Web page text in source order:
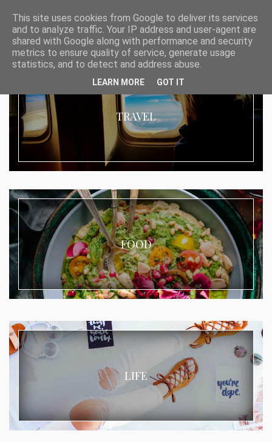
TRAVEL
FOOD
LIFE
This site uses cookies from Google to deliver its services
and to analyze traffic. Your IP address and user-agent are
shared with Google along with performance and security
metrics to ensure quality of service, generate usage
statistics, and to detect and address abuse.
LEARN MORE GOT IT